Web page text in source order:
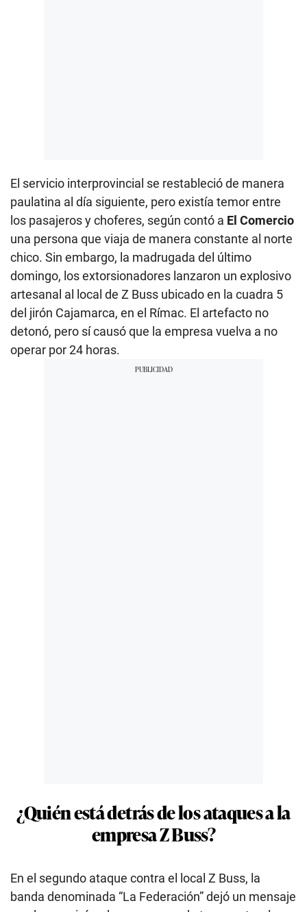
El servicio interprovincial se restableció de manera
paulatina al día siguiente, pero existía temor entre
los pasajeros y choferes, según contó a El Comercio
una persona que viaja de manera constante al norte
chico. Sin embargo, la madrugada del último
domingo, los extorsionadores lanzaron un explosivo
artesanal al local de Z Buss ubicado en la cuadra 5
del jirón Cajamarca, en el Rímac. El artefacto no
detonó, pero sí causó que la empresa vuelva a no
operar por 24 horas.
¿Quién está detrás de los ataques a la
empresa Z Buss?
En el segundo ataque contra el local Z Buss, la
banda denominada “La Federación” dejó un mensaje